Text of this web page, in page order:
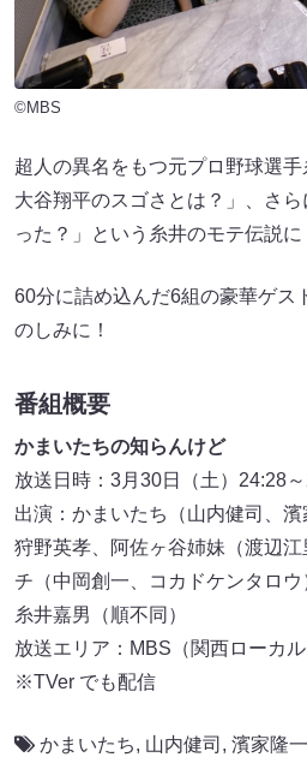
©MBS
超人の異名をもつ元プロ野球選手
大谷翔平のスゴさとは？」、さ
った？」という糸井のモテ伝説に
60分に詰め込んだ6組の豪華ゲス
のしみに！
番組概要
かまいたちの知らんけど
放送日時：3月30日（土）24:28
出演：かまいたち（山内健司、濱
狩野英孝、阿佐ヶ谷姉妹（渡辺
チ（中岡創一、コカドケンタロウ
糸井嘉男（順不同）
放送エリア：MBS（関西ローカル
※TVer でも配信
かまいたち, 山内健司 , 濱家隆一